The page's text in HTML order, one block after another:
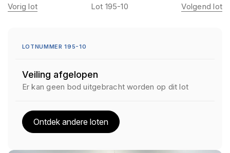
Vorig lot Lot 195-10 Volgend lot
LOTNUMMER 195-10
Veiling afgelopen
Er kan geen bod uitgebracht worden op dit lot
Ontdek andere loten